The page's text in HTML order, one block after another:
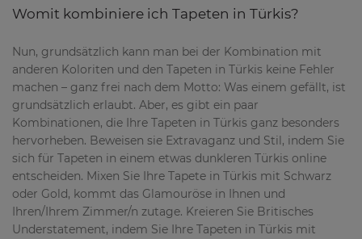
Womit kombiniere ich Tapeten in Türkis?
Nun, grundsätzlich kann man bei der Kombination mit
anderen Koloriten und den Tapeten in Türkis keine Fehler
machen – ganz frei nach dem Motto: Was einem gefällt, ist
grundsätzlich erlaubt. Aber, es gibt ein paar
Kombinationen, die Ihre Tapeten in Türkis ganz besonders
hervorheben. Beweisen sie Extravaganz und Stil, indem Sie
sich für Tapeten in einem etwas dunkleren Türkis online
entscheiden. Mixen Sie Ihre Tapete in Türkis mit Schwarz
oder Gold, kommt das Glamouröse in Ihnen und
Ihren/Ihrem Zimmer/n zutage. Kreieren Sie Britisches
Understatement, indem Sie Ihre Tapeten in Türkis mit